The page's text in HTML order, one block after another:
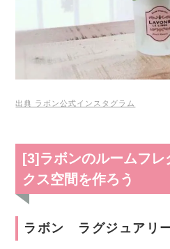
出典 ラボン公式インスタグラム
[3]ラボンのルームフレ
クス空間を作ろう
ラボン ラグジュアリ